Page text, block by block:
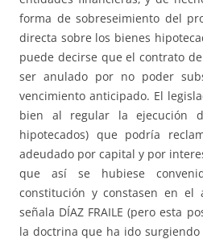
forma de sobreseimiento del
directa sobre los bienes
puede decirse que el contrato
ser anulado por no poder
vencimiento anticipado. El
bien al regular la ejecución
hipotecados) que podría
adeudado por capital y por
que así se hubiese
constitución y constasen en el
señala DÍAZ FRAILE (pero esta
la doctrina que ha ido